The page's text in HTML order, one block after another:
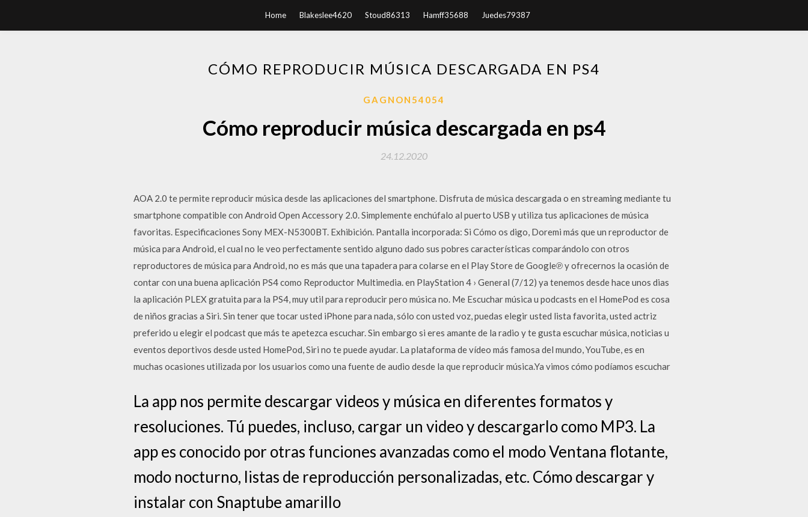
Home Blakeslee4620 Stoud86313 Hamff35688 Juedes79387
CÓMO REPRODUCIR MÚSICA DESCARGADA EN PS4
GAGNON54054
Cómo reproducir música descargada en ps4
24.12.2020
AOA 2.0 te permite reproducir música desde las aplicaciones del smartphone. Disfruta de música descargada o en streaming mediante tu
smartphone compatible con Android Open Accessory 2.0. Simplemente enchúfalo al puerto USB y utiliza tus aplicaciones de música
favoritas. Especificaciones Sony MEX-N5300BT. Exhibición. Pantalla incorporada: Si Cómo os digo, Doremi más que un reproductor de
música para Android, el cual no le veo perfectamente sentido alguno dado sus pobres características comparándolo con otros
reproductores de música para Android, no es más que una tapadera para colarse en el Play Store de Google℗ y ofrecernos la ocasión de
contar con una buena aplicación PS4 como Reproductor Multimedia. en PlayStation 4 › General (7/12) ya tenemos desde hace unos dias
la aplicación PLEX gratuita para la PS4, muy util para reproducir pero música no. Me Escuchar música u podcasts en el HomePod es cosa
de niños gracias a Siri. Sin tener que tocar usted iPhone para nada, sólo con usted voz, puedas elegir usted lista favorita, usted actriz
preferido u elegir el podcast que más te apetezca escuchar. Sin embargo si eres amante de la radio y te gusta escuchar música, noticias u
eventos deportivos desde usted HomePod, Siri no te puede ayudar. La plataforma de vídeo más famosa del mundo, YouTube, es en
muchas ocasiones utilizada por los usuarios como una fuente de audio desde la que reproducir música.Ya vimos cómo podíamos escuchar
La app nos permite descargar videos y música en diferentes formatos y
resoluciones. Tú puedes, incluso, cargar un video y descargarlo como MP3. La
app es conocido por otras funciones avanzadas como el modo Ventana flotante,
modo nocturno, listas de reproducción personalizadas, etc. Cómo descargar y
instalar con Snaptube amarillo